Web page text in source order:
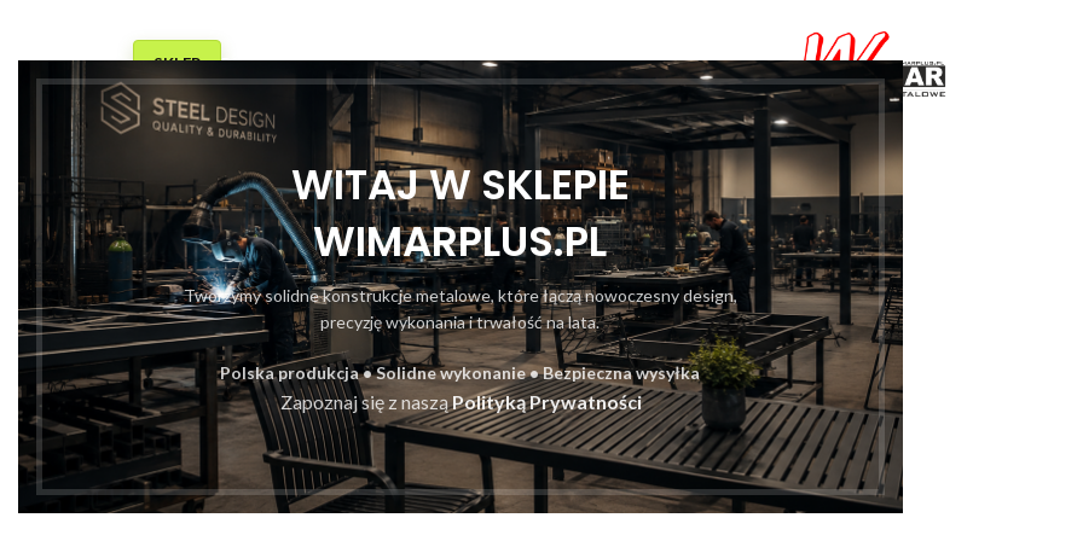
WITAJ W SKLEPIE
WIMARPLUS.PL
Tworzymy solidne konstrukcje metalowe, które łączą nowoczesny design,
precyzję wykonania i trwałość na lata.
Polska produkcja • Solidne wykonanie • Bezpieczna wysyłka
Zapoznaj się z nasząPolityką Prywatności
GŁÓWNA SKLEP BLOGPORTFOLIOO NASKONTAKT
Galanteria Cmentarna
ŁAWKI SKRZYNKI KRZYŻE
REGAŁY
Akcesoria cmentarne i wyposażenie nagrobków